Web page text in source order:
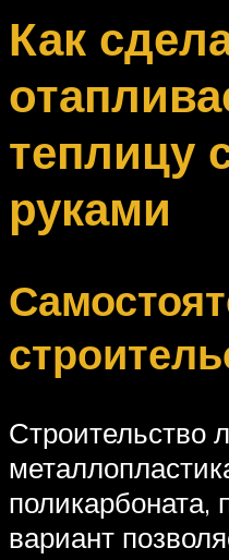
Меню
Как
теплицу
руками
Строительство
поликарбоната,
вариант